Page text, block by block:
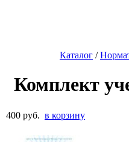
Каталог /
Комплект
400 руб. в корзину